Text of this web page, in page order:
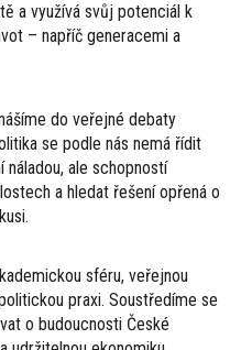
a využívá svůj potenciál k
– napříč generacemi a
do veřejné debaty
se podle nás nemá řídit
náladou, ale schopností
a hledat řešení opřená o
sféru, veřejnou
praxi. Soustředíme se
o budoucnosti České